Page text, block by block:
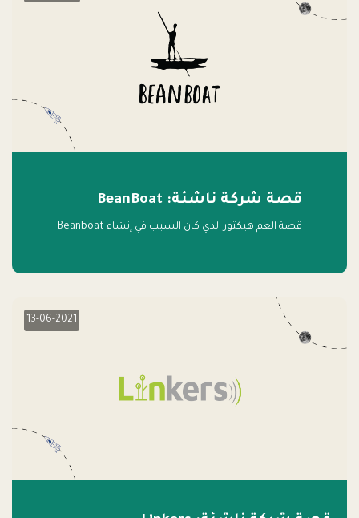
قصة شركة ناشئة: BeanBoat
قصة العم هيكتور الذي كان السبب في إنشاء Beanboat
13-06-2021